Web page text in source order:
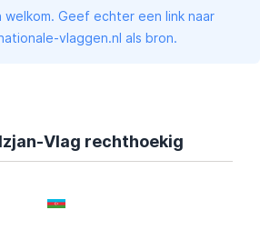
welkom. Geef echter een link naar
vlaggen.nl als bron.
Vlag rechthoekig